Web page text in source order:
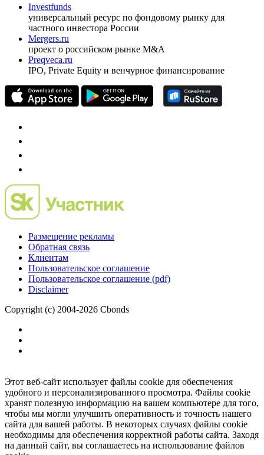
оформить подписку
pro@cbonds.info
Спец проекты
Investfunds
универсальный ресурс по фондовому рынку для
частного инвестора России
проект о российском рынке M&A
Preqveca.ru
Размещение рекламы
Обратная связь
Пользовательское соглашение
Copyright (c) 2004-2026 Cbonds
Этот веб-сайт использует файлы cookie для обеспечения
удобного и персонализированного просмотра. Файлы cookie
хранят полезную информацию на вашем компьютере для того,